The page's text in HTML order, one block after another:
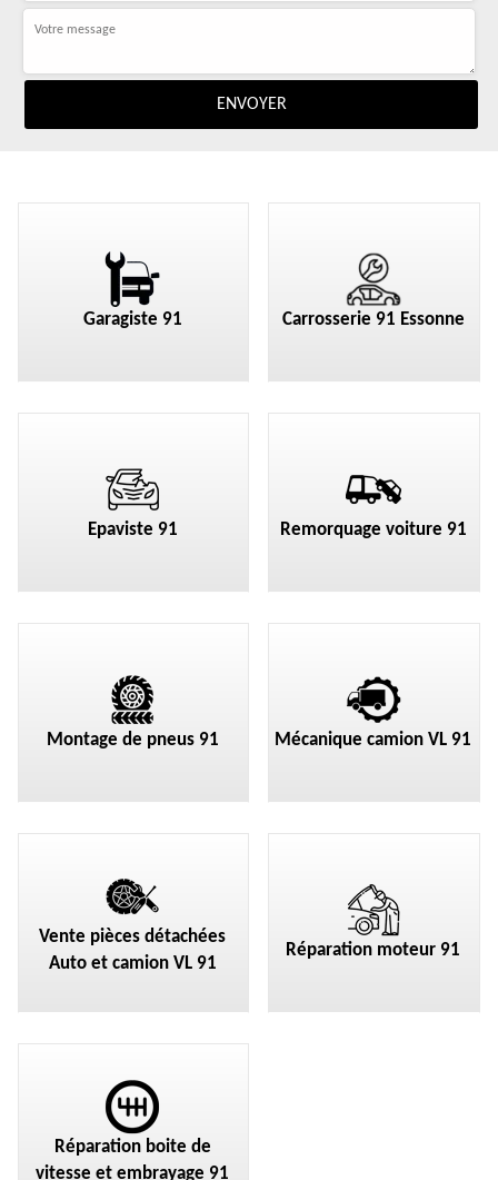
Garagiste 91 Carrosserie 91 Essonne
Epaviste 91 Remorquage voiture 91
Montage de pneus 91 Mécanique camion VL 91
Vente pièces détachées
Auto et camion VL 91
Réparation moteur 91
Réparation boite de
vitesse et embrayage 91